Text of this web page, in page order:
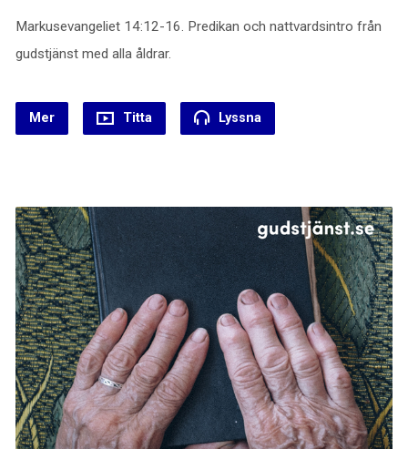
Markusevangeliet 14:12-16. Predikan och nattvardsintro från
gudstjänst med alla åldrar.
Mer Titta Lyssna